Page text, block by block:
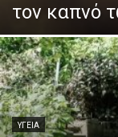
τον καπνό
ΥΓΕΙΑ